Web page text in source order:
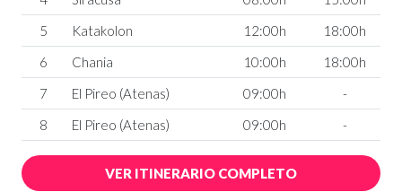
5
Katakolon 12:00h
18:00h
6
Chania 10:00h
18:00h
7
El Pireo (Atenas) 09:00h
-
8
El Pireo (Atenas) 09:00h -
VER ITINERARIO COMPLETO